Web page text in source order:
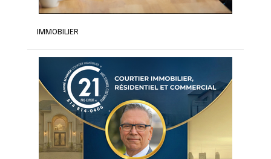
IMMOBILIER